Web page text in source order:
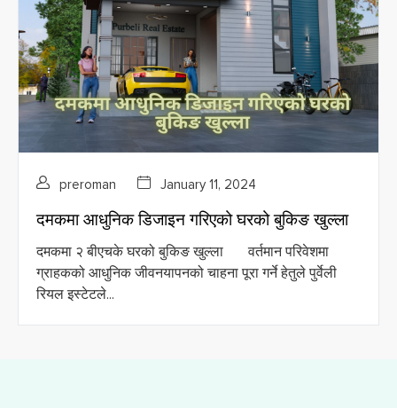
preroman January 11, 2024
दमकमा आधुनिक डिजाइन गरिएको घरको बुकिङ खुल्ला
दमकमा २ बीएचके घरको बुकिङ खुल्ला वर्तमान परिवेशमा
ग्राहकको आधुनिक जीवनयापनको चाहना पूरा गर्ने हेतुले पुर्वेली
रियल इस्टेटले...